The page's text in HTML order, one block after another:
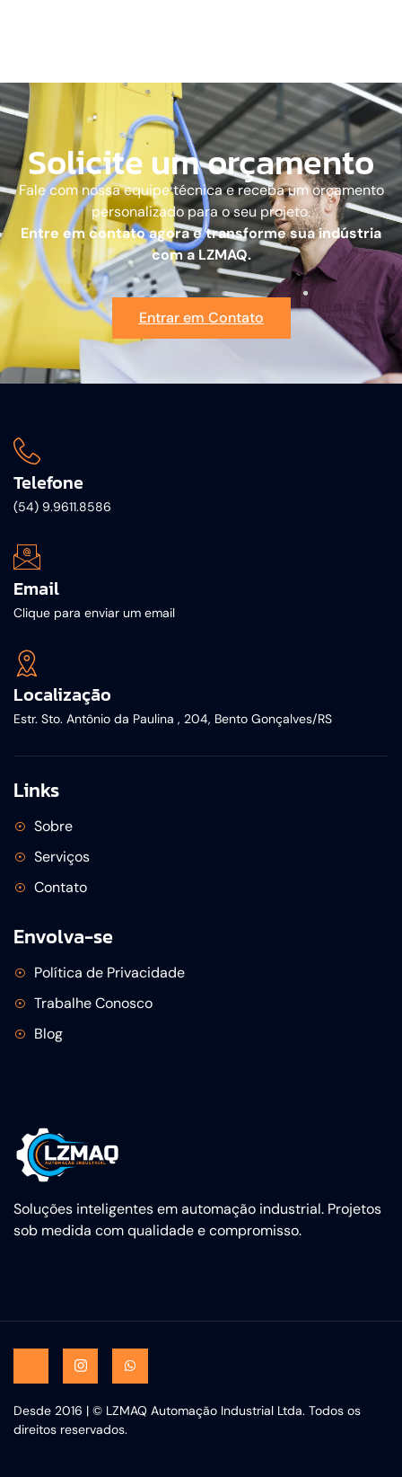
Solicite um orçamento
Fale com nossa equipe técnica e receba um orçamento
personalizado para o seu projeto.
Entre em contato agora e transforme sua indústria
com a LZMAQ.
Entrar em Contato
Soluções inteligentes em automação industrial. Projetos
sob medida com qualidade e compromisso.
Telefone
(54) 9.9611.8586
Email
Clique para enviar um email
Localização
Estr. Sto. Antônio da Paulina , 204, Bento Gonçalves/RS
Links
Sobre
Serviços
Contato
Envolva-se
Política de Privacidade
Trabalhe Conosco
Blog
Desde 2016 | © LZMAQ Automação Industrial Ltda. Todos os
direitos reservados.